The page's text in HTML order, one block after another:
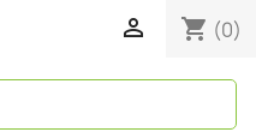
 shopping_cart (0)